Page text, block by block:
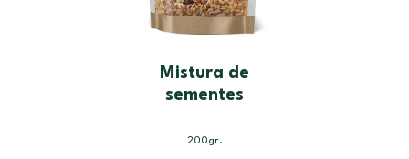
Mistura de
sementes
200gr.